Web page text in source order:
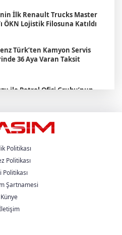
İlk Renault Trucks Master
ÖKN Lojistik Filosuna Katıldı
Türk’ten Kamyon Servis
36 Aya Varan Taksit
ile Petrol Ofisi Grubu’nun
People. Partner."
2026'da
1 Ağustos İtibarıyla Yeni
Filosunun Üçte İkisini
Politikası
Politikası
Politikası
Şartnamesi
Künye